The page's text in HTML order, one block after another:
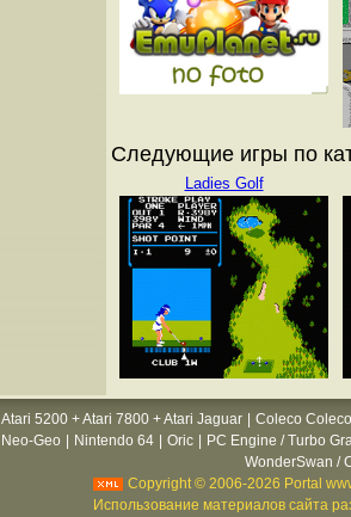
Следующие игры по
Ladies Golf
Atari 5200 + Atari 7800 + Atari Jaguar
Coleco
Neo-Geo Nintendo 64 Oric
PC Engine / Turbo
WonderSwan /
Copyright © 2006-2026 Portal
Использование материалов сайта